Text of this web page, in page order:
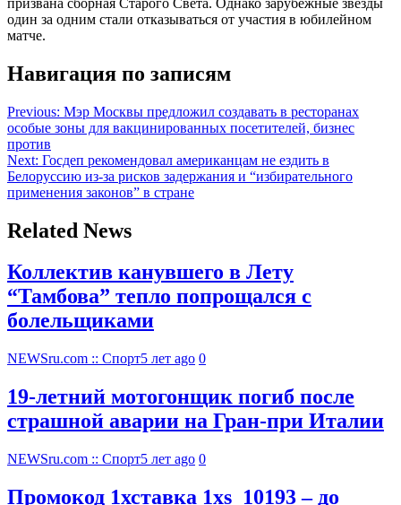
один за одним стали отказываться от участия в юбилейном
матче.
Навигация по записям
Previous: Мэр Москвы предложил создавать в ресторанах
особые зоны для вакцинированных посетителей, бизнес
против
Next: Госдеп рекомендовал американцам не ездить в
Белоруссию из-за рисков задержания и “избирательного
применения законов” в стране
Related News
Коллектив канувшего в Лету
“Тамбова” тепло попрощался с
болельщиками
NEWSru.com :: Спорт5 лет ago 0
19-летний мотогонщик погиб после
страшной аварии на Гран-при Италии
NEWSru.com :: Спорт5 лет ago 0
Промокод 1хставка 1xs_10193 – до